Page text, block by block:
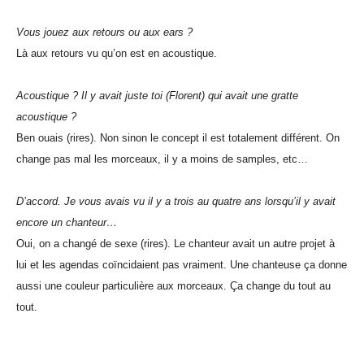
Vous jouez aux retours ou aux ears ?
Là aux retours vu qu’on est en acoustique.
Acoustique ? Il y avait juste toi (Florent) qui avait une gratte
acoustique ?
Ben ouais (rires). Non sinon le concept il est totalement différent. On
change pas mal les morceaux, il y a moins de samples, etc…
D’accord. Je vous avais vu il y a trois au quatre ans lorsqu’il y avait
encore un chanteur…
Oui, on a changé de sexe (rires). Le chanteur avait un autre projet à
lui et les agendas coïncidaient pas vraiment. Une chanteuse ça donne
aussi une couleur particulière aux morceaux. Ça change du tout au
tout.